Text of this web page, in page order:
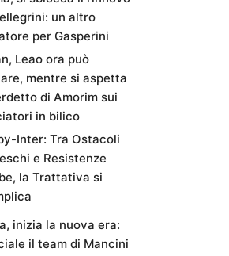
un altro
per Gasperini
Leao ora può
mentre si aspetta
di Amorim sui
in bilico
Inter: Tra Ostacoli
e Resistenze
la Trattativa si
inizia la nuova era:
il team di Mancini